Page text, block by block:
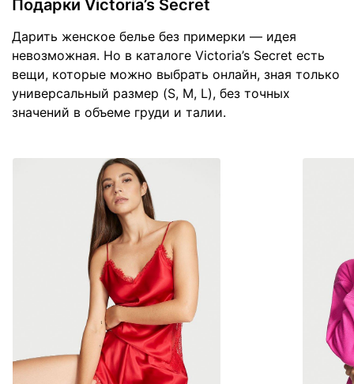
Подарки Victoria’s Secret
Дарить женское белье без примерки — идея
невозможная. Но в каталоге Victoria’s Secret есть
вещи, которые можно выбрать онлайн, зная только
универсальный размер (S, M, L), без точных
значений в объеме груди и талии.